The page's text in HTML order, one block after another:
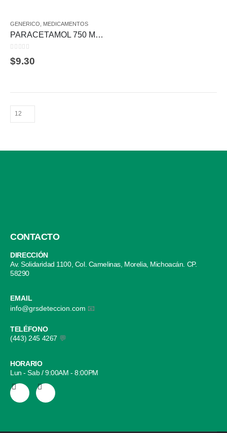
GENERICO MEDICAMENTOS
PARACETAMOL 750 MG 10 TAB AVIVIA
0
$9.30
CONTACTO
DIRECCIÓN
Av. Solidaridad 1100, Col. Camelinas, Morelia, Michoacán. CP.
58290
EMAIL
info@grsdeteccion.com 📧
TELÉFONO
(443) 245 4267 💬
HORARIO
Lun - Sab / 9:00AM - 8:00PM